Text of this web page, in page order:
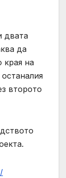
двата
да
края на
второто